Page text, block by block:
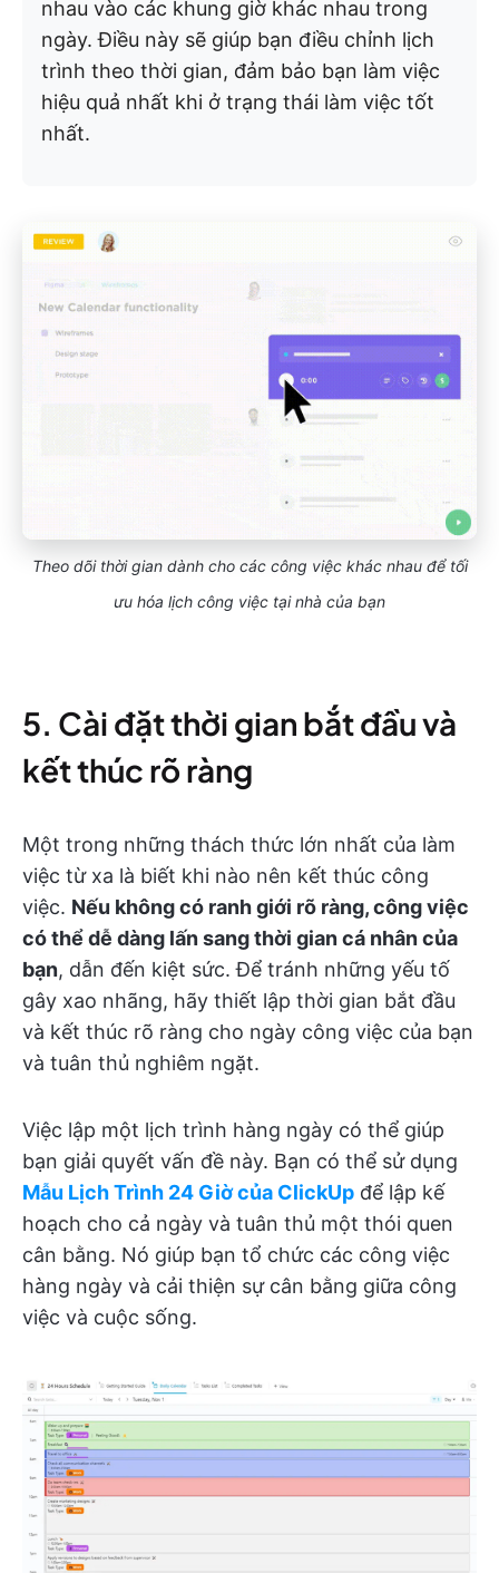
nhau vào các khung giờ khác nhau trong
ngày. Điều này sẽ giúp bạn điều chỉnh lịch
trình theo thời gian, đảm bảo bạn làm việc
hiệu quả nhất khi ở trạng thái làm việc tốt
nhất.
Theo dõi thời gian dành cho các công việc khác nhau để tối
ưu hóa lịch công việc tại nhà của bạn
5. Cài đặt thời gian bắt đầu và
kết thúc rõ ràng
Một trong những thách thức lớn nhất của làm
việc từ xa là biết khi nào nên kết thúc công
việc. Nếu không có ranh giới rõ ràng, công việc
có thể dễ dàng lấn sang thời gian cá nhân của
bạn, dẫn đến kiệt sức. Để tránh những yếu tố
gây xao nhãng, hãy thiết lập thời gian bắt đầu
và kết thúc rõ ràng cho ngày công việc của bạn
và tuân thủ nghiêm ngặt.
Việc lập một lịch trình hàng ngày có thể giúp
bạn giải quyết vấn đề này. Bạn có thể sử dụng
Mẫu Lịch Trình 24 Giờ của ClickUp để lập kế
hoạch cho cả ngày và tuân thủ một thói quen
cân bằng. Nó giúp bạn tổ chức các công việc
hàng ngày và cải thiện sự cân bằng giữa công
việc và cuộc sống.